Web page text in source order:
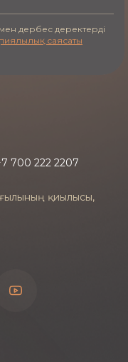
ұсынылады.
нақты
жеке береді.
форма арқылы
ыңғайлы
мен дайындық
дербес деректерді
саясаты
700 222 2207
қиылысы,